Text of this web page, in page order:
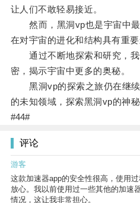
让人们不敢轻易接近。
然而，黑洞vp也是宇宙中最
在对宇宙的进化和结构具有重要
通过不断地探索和研究，我
密，揭示宇宙中更多的奥秘。
黑洞vp的探索之旅仍在继续
的未知领域，探索黑洞vp的神秘
#44#
评论
游客
这款加速器app的安全性很高，使用
放心。我以前使用过一些其他的加速
情况，这让我非常担心。